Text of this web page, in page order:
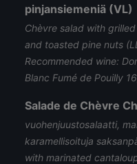
pinjansiemeniä (VL)
Chèvre salad with
and toasted pine nuts
Recommended wine:
Blanc Fumé de Pouilly
Salade de Chèvre
vuohenjuustosalaatti,
karamellisoituja
with marinated